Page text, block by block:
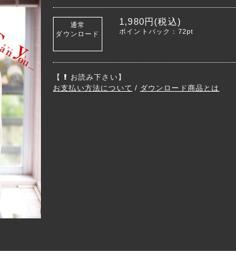
通常
ダウンロード
1,980円(税込)
ポイントバック：72pt
【
お読み下さい】
お支払い方法について / ダウンロード商品とは